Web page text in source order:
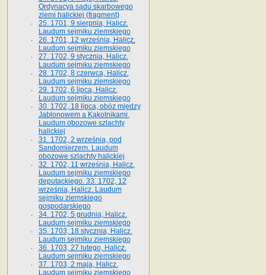
Ordynacya sądu skarbowego
ziemi halickiej (fragment)
25. 1701, 9 sierpnia, Halicz.
Laudum sejmiku ziemskiego
26. 1701, 12 września, Halicz.
Laudum sejmiku ziemskiego
27. 1702, 9 stycznia, Halicz.
Laudum sejmiku ziemskiego
28. 1702, 8 czerwca, Halicz.
Laudum sejmiku ziemskiego
29. 1702, 6 lipca, Halicz.
Laudum sejmiku ziemskiego
30. 1702, 18 lipca, obóz między
Jabłonowem a Kąkolnikami.
Laudum obozowe szlachty
halickiej
31. 1702, 2 września, pod
Sandomierzem. Laudum
obozowe szlachty halickiej
32. 1702, 11 września, Halicz.
Laudum sejmiku ziemskiego
deputackiego. 33. 1702, 12
września, Halicz. Laudum
sejmiku ziemskiego
gospodarskiego
34. 1702, 5 grudnia, Halicz.
Laudum sejmiku ziemskiego
35. 1703, 18 stycznia, Halicz.
Laudum sejmiku ziemskiego
36. 1703, 27 lutego, Halicz.
Laudum sejmiku ziemskiego
37. 1703, 2 maja, Halicz.
Laudum sejmiku ziemskiego